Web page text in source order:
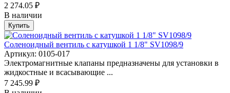
2 274.05 ₽
В наличии
Купить
Соленоидный вентиль с катушкой 1 1/8" SV1098/9
Артикул: 0105-017
Электромагнитные клапаны предназначены для установки в
жидкостные и всасывающие ...
7 245.99 ₽